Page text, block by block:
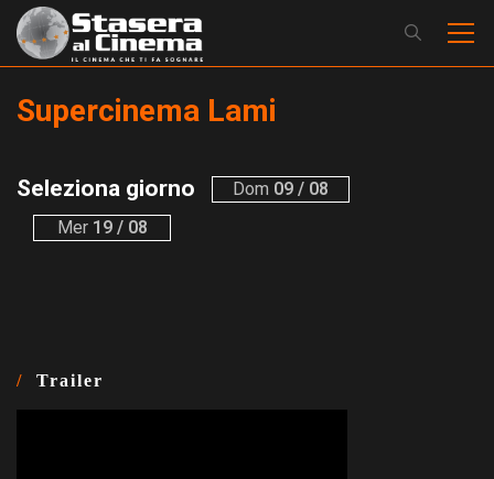
Supercinema Lami
Seleziona giorno Dom 09 / 08
Mer19 / 08
Trailer